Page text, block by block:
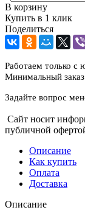
В корзину
Купить в 1 клик
Поделиться
Работаем только с
Минимальный
Задайте вопрос
Сайт носит
публичной
Описание
Как купить
Оплата
Доставка
Описание